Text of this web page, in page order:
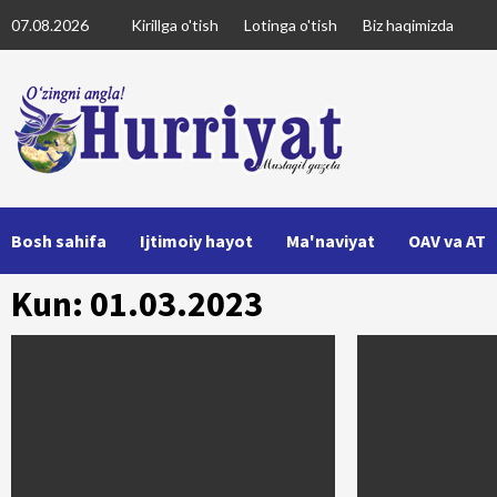
to
07.08.2026 Kirillga o'tish Lotinga o'tish Biz haqimizda
Bosh sahifa Ijtimoiy hayot Ma'naviyat OAV va AT
Kun: 01.03.2023